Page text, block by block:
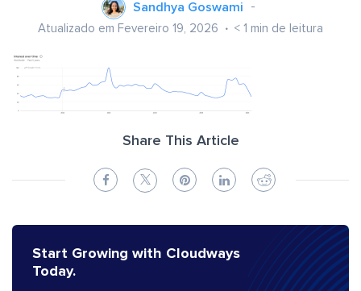
Sandhya Goswami
Atualizado em Fevereiro 19, 2026 < 1 min de leitura
Share This Article
Start Growing with Cloudways
Today.